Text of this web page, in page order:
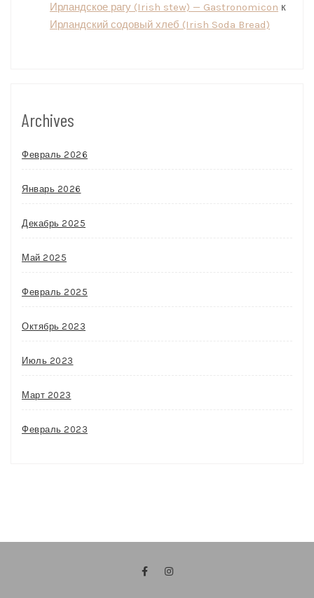
Ирландское рагу (Irish stew) — Gastronomicon к
Ирландский содовый хлеб (Irish Soda Bread)
Archives
Февраль 2026
Январь 2026
Декабрь 2025
Май 2025
Февраль 2025
Октябрь 2023
Июль 2023
Март 2023
Февраль 2023